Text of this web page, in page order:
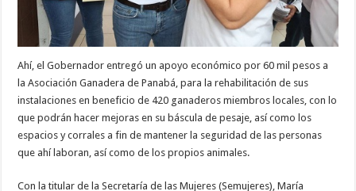
Ahí, el Gobernador entregó un apoyo económico por 60 mil pesos a
la Asociación Ganadera de Panabá, para la rehabilitación de sus
instalaciones en beneficio de 420 ganaderos miembros locales, con lo
que podrán hacer mejoras en su báscula de pesaje, así como los
espacios y corrales a fin de mantener la seguridad de las personas
que ahí laboran, así como de los propios animales.
Con la titular de la Secretaría de las Mujeres (Semujeres), María